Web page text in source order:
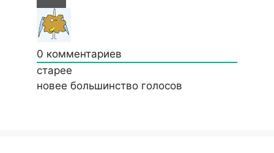
0 комментариев
старее
новее большинство голосов